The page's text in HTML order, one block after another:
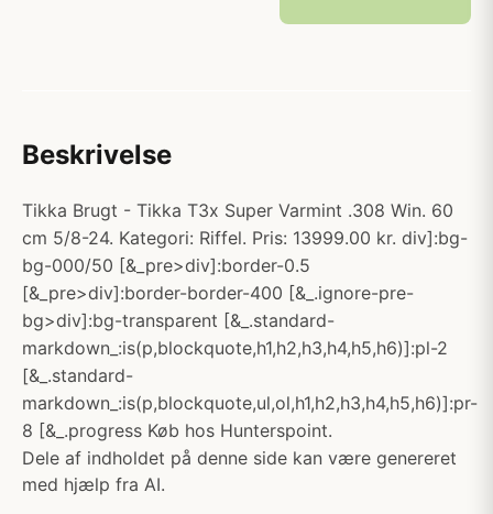
Beskrivelse
Tikka Brugt - Tikka T3x Super Varmint .308 Win. 60
cm 5/8-24. Kategori: Riffel. Pris: 13999.00 kr. div]:bg-
bg-000/50 [&_pre>div]:border-0.5
[&_pre>div]:border-border-400 [&_.ignore-pre-
bg>div]:bg-transparent [&_.standard-
markdown_:is(p,blockquote,h1,h2,h3,h4,h5,h6)]:pl-2
[&_.standard-
markdown_:is(p,blockquote,ul,ol,h1,h2,h3,h4,h5,h6)]:pr-
8 [&_.progress Køb hos Hunterspoint.
Dele af indholdet på denne side kan være genereret
med hjælp fra AI.